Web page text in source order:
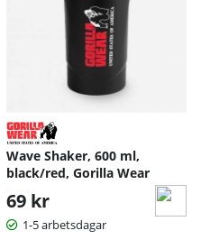
Wave Shaker, 600 ml,
black/red, Gorilla Wear
69 kr
1-5 arbetsdagar